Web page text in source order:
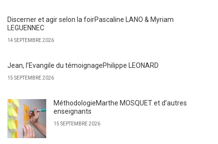
Discerner et agir selon la foirPascaline LANO & Myriam
LEGUENNEC
14 SEPTEMBRE 2026
Jean, l’Evangile du témoignagePhilippe LEONARD
15 SEPTEMBRE 2026
MéthodologieMarthe MOSQUET et d’autres
enseignants
15 SEPTEMBRE 2026